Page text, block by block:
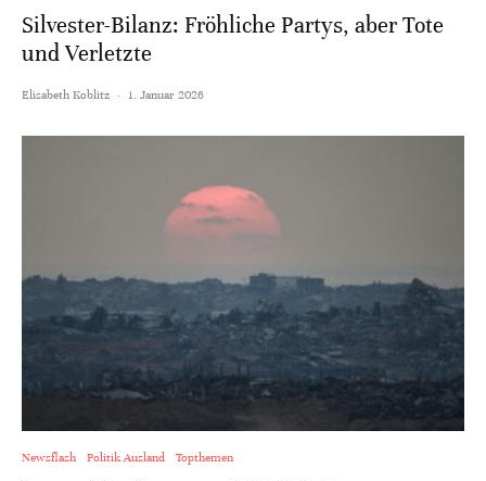
Silvester-Bilanz: Fröhliche Partys, aber Tote
und Verletzte
Elisabeth Koblitz · 1. Januar 2026
Newsflash Politik Ausland Topthemen